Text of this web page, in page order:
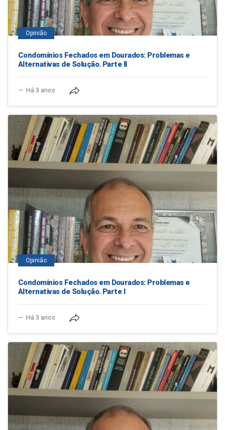
Opinião
Condomínios Fechados em Dourados: Problemas e
Alternativas de Solução. Parte II
Há 3 anos
Opinião
Condomínios Fechados em Dourados: Problemas e
Alternativas de Solução. Parte I
Há 3 anos